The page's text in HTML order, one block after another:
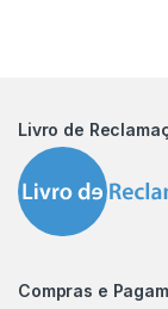
Livro de
Compras e